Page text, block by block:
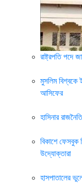
রাষ্ট্রপতি পদে
মুসলিম বিশ্বকে
আসিফের
হাসিনার
বিকাশে ফেসবুক
উদ্যোক্তারা
হাসপাতালের